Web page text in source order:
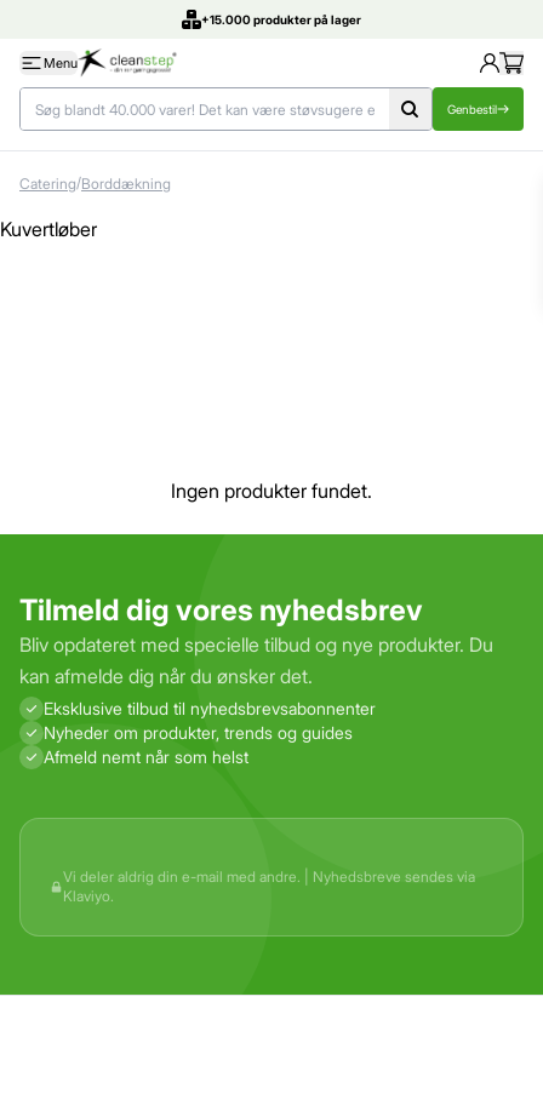
+15.000 produkter på lager
Menu
Genbestil
Catering/Borddækning
Kuvertløber
Ingen produkter fundet.
Tilmeld dig vores nyhedsbrev
Bliv opdateret med specielle tilbud og nye produkter. Du
kan afmelde dig når du ønsker det.
Eksklusive tilbud til nyhedsbrevs­abonnenter
Nyheder om produkter, trends og guides
Afmeld nemt når som helst
Vi deler aldrig din e-mail med andre. | Nyhedsbreve sendes via
Klaviyo.